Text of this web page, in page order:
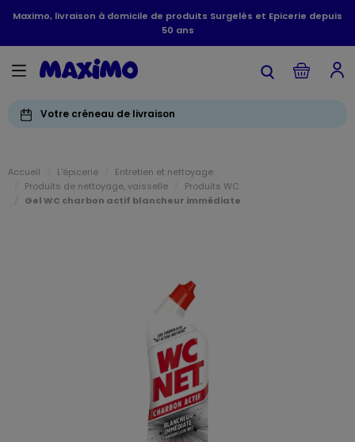
Maximo, livraison à domicile de produits Surgelés et Epicerie depuis
50 ans
Votre créneau de livraison
Accueil L'épicerie
Entretien et nettoyage
Produits de nettoyage, vaisselle
Produits WC
Gel WC charbon actif blancheur immédiate